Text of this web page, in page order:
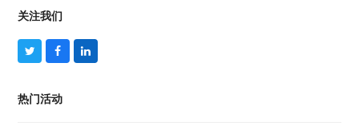
关注我们
T
w
t
t
F
a
b
L
i
热门活动